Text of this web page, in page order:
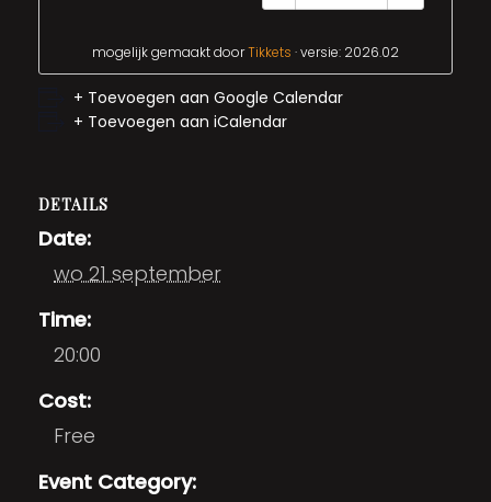
mogelijk gemaakt doorTikkets · versie: 2026.02
+ Toevoegen aan Google Calendar
+ Toevoegen aan iCalendar
DETAILS
Date:
wo 21 september
Time:
20:00
Cost:
Free
Event Category: